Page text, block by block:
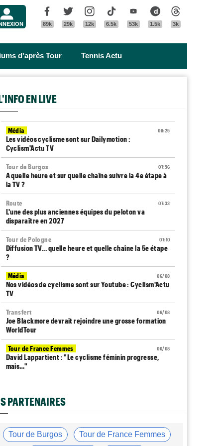
Facebook
89k
Twitter
29k
Instagram
12k
Tik Tok
6.5k
Youtube
53k
Dailymotion
1.5k 3k
d'après Tour Tennis Actu
EN LIVE
08:25
Média
Les vidéos cyclisme sont sur Dailymotion :
Cyclism'Actu TV
07:56
Tour de Burgos
A quelle heure et sur quelle chaîne suivre la 4e étape à
la TV ?
07:33
Route
L'une des plus anciennes équipes du peloton va
disparaître en 2027
07:10
Tour de Pologne
Diffusion TV... quelle heure et quelle chaîne la 5e étape
?
06/08
Média
Nos vidéos de cyclisme sont sur Youtube : Cyclism'Actu
TV
06/08
Transfert
Joe Blackmore devrait rejoindre une grosse formation
WorldTour
06/08
Tour de France Femmes
David Lappartient : "Le cyclisme féminin progresse,
mais…"
allemand de 24 ans
Cyclism’Actu recrute des rédacteurs… si ça vous
intéresse, c'est ici !
PARTENAIRES
Tour de Burgos Tour de France Femmes